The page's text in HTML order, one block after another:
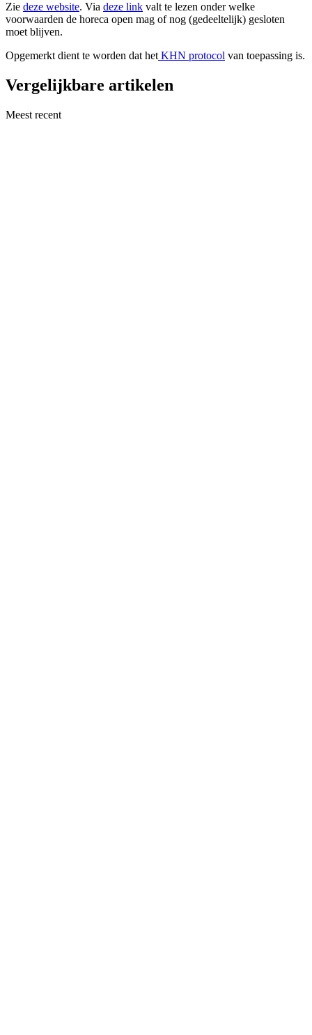
Zie deze website. Via deze link valt te lezen onder welke
voorwaarden de horeca open mag of nog (gedeeltelijk) gesloten
moet blijven.
Opgemerkt dient te worden dat het KHN protocol van toepassing is.
Vergelijkbare artikelen
Meest recent